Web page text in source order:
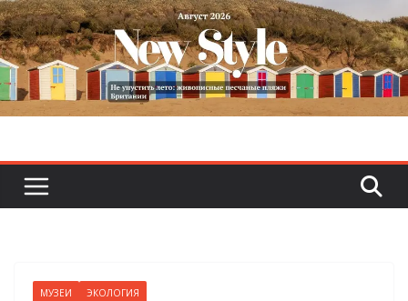
Skip
to
content
МУЗЕИ ЭКОЛОГИЯ